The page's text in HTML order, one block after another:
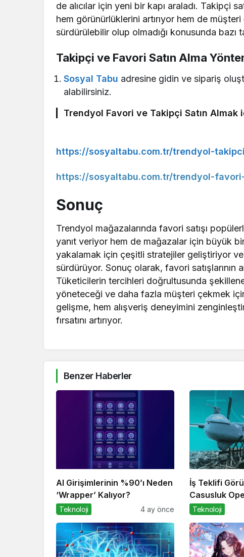
de alıcılar için yeni bir kapı araladı. Takipçi
hem görünürlüklerini artırıyor hem de
sürdürülebilir olup olmadığı konusunda bazı
Takipçi ve Favori Satın Alma
Sosyal Tabu adresine gidin ve sipariş
alabilirsiniz.
Trendyol Favori ve Takipçi Satın Almak
https://sosyaltabu.com.tr/trendyol-
https://sosyaltabu.com.tr/trendyol-
Sonuç
Trendyol mağazalarında favori satışı
yanıt veriyor hem de mağazalar için büyük
yakalamak için çeşitli stratejiler geliştiriyor ve
sürdürüyor. Sonuç olarak, favori satışlarının
Tüketicilerin tercihleri doğrultusunda
yöneteceği ve daha fazla müşteri çekmek
gelişme, hem alışveriş deneyimini
fırsatını artırıyor.
Benzer Haberler
AI Girişimlerinin %90’ı Neden
‘Wrapper’ Kalıyor?
Teknoloji 4 ay önce
İş Teklifi
Casusluk
Teknoloji